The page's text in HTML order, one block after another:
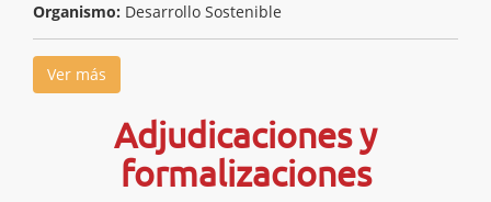
Organismo: Desarrollo Sostenible
Ver más
Adjudicaciones y
formalizaciones